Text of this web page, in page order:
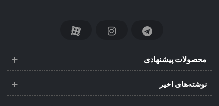
محصولات پیشنهادی
نوشته‌های اخیر